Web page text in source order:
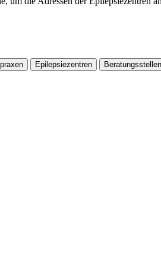
Epilepsiezentren Beratungsstellen